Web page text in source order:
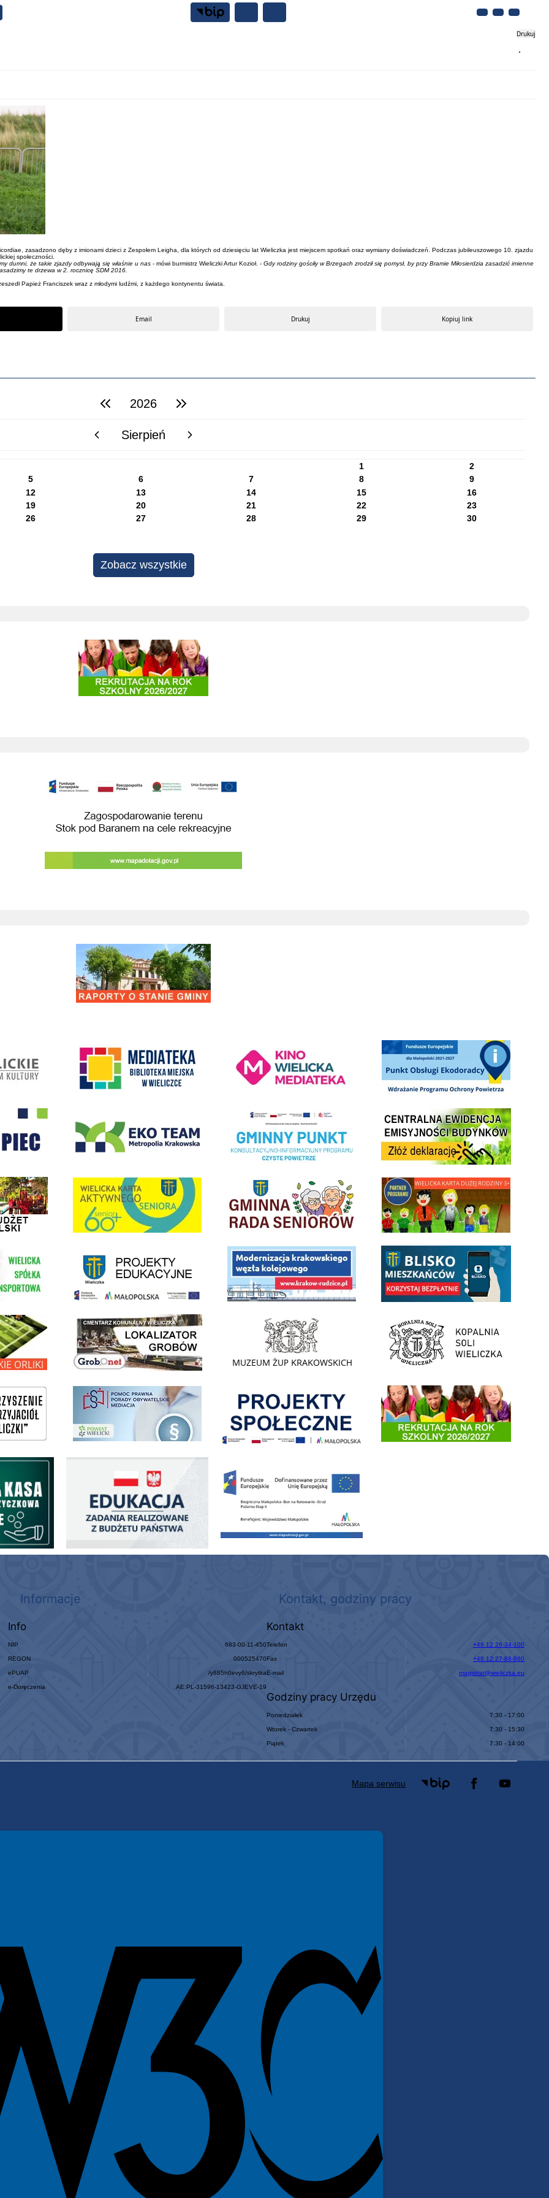
Drukuj
zasadzono dęby z imionami dzieci z Zespołem Leigha, dla których od dziesięciu lat Wieliczka jest miejscem spotkań oraz wymiany doświadczeń. Podczas jubileuszowego 10. zjazdu
społeczności.
dumni, że takie zjazdy odbywają się właśnie u nas - mówi burmistrz Wieliczki Artur Kozioł. - Gdy rodziny gościły w Brzegach zrodził się pomysł, by przy Bramie Miłosierdzia zasadzić imienne
te drzewa w 2. rocznicę ŚDM 2016.
Papież Franciszek wraz z młodymi ludźmi, z każdego kontynentu świata.
Email Drukuj Kopiuj link
poprzedni rok2026 następny rok
poprzedni miesiącSierpień następny miesiąc
1
2
5 6 7 8
9
12 13 14 15
16
19 20 21 22
23
26 27 28 29
30
Zobacz wszystkie
Rekrutacja do szkół i przedszkoli 2025/2026
Raporty o stanie Gminy Wieliczka
Punkt Obsługi Ekodoradcy Wieliczka
Wieliczka Realizacja Programu Czyste Powietrze w Gminie WieliczkaCentrala Ewidencja Emisyjności Budynków - złóż
Obywatelski link do strony Wielicka Karta Aktywnego Seniora link do strony Gminnej Rady Seniorow - Wieliczka link do strony - Wielicka Karta Dużej Rodziny
Transportowej link do strony - projekty edukacyjne dofinansowane z Europejskiego Funduszu Społecznego
link do opisu projektu budowy linii kolejowej Krakow Rudzicelink do opisu aplikacji - BLISKO, Gmina Wieliczka w
Orliki link do lokalizatora grobów na wielickim cmentarzu - grobnetlink do strony - Muzeum Żup Krakowskich Wieliczka link do strony Kopalni Soli Wieliczka
pomoc prawna wieliczka Informacja o terminach rekrutacji na rok szkolny 2026/
- Pożyczkowa
Zakup fabrycznie nowego, średniego samochodu ratowniczo-gaśniczego z napędem 4x4 dla OSP Kokotów
Informacje
Info
NIP 683-00-11-450
REGON 000525470
ePUAP /y885h0evy6/skrytka
e-Doręczenia AE:PL-31596-13423-GJEVE-19
Kontakt, godziny pracy
Kontakt
Telefon +48 12 26-34-100
Fax +48 12 27-86-860
E-mail magistrat@wieliczka.eu
Godziny pracy Urzędu
Poniedziałek 7:30 - 17:00
Wtorek - Czwartek 7:30 - 15:30
Piątek 7:30 - 14:00
Mapa serwisu